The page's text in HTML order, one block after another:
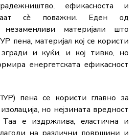
ефикасноста и
сè поважни. Еден од
незаменливи материјали што
пена, материјал кој се користи
згради и куќи, и кој тивко, но
енергетската ефикасност
пена се користи главно за
но нејзината вредност
е издржлива, еластична и